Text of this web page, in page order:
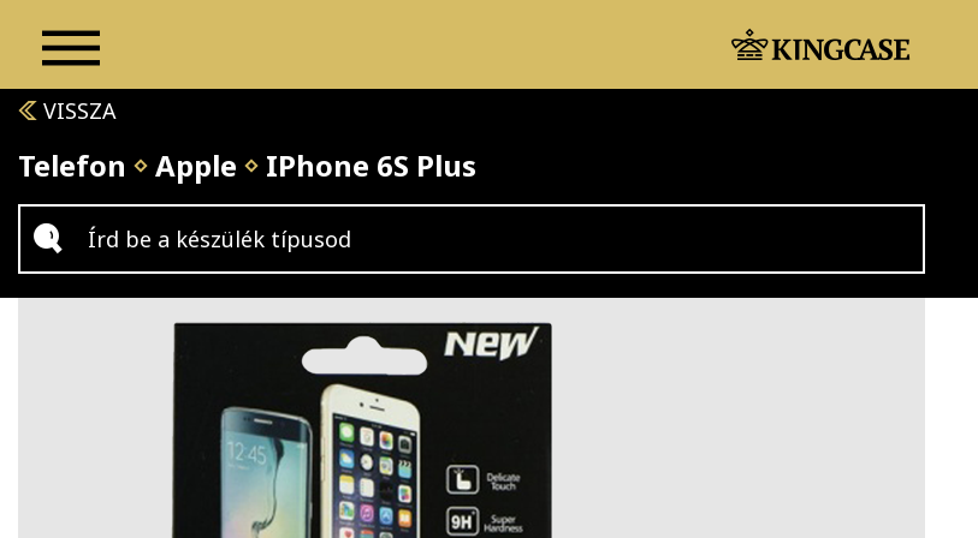
VISSZA
Telefon Apple IPhone 6S Plus